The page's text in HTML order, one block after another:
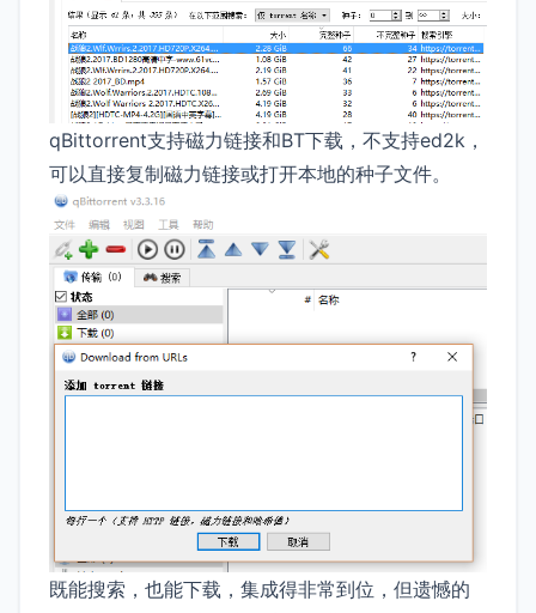
qBittorrent支持磁力链接和BT下载，不支持ed2k，
可以直接复制磁力链接或打开本地的种子文件。
既能搜索，也能下载，集成得非常到位，但遗憾的